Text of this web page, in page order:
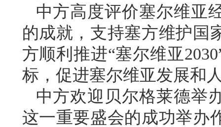
中方高度评价塞尔维亚
的成就，支持塞方维护国
方顺利推进“塞尔维亚
标，促进塞尔维亚发展和
中方欢迎贝尔格莱德举
这一重要盛会的成功举办